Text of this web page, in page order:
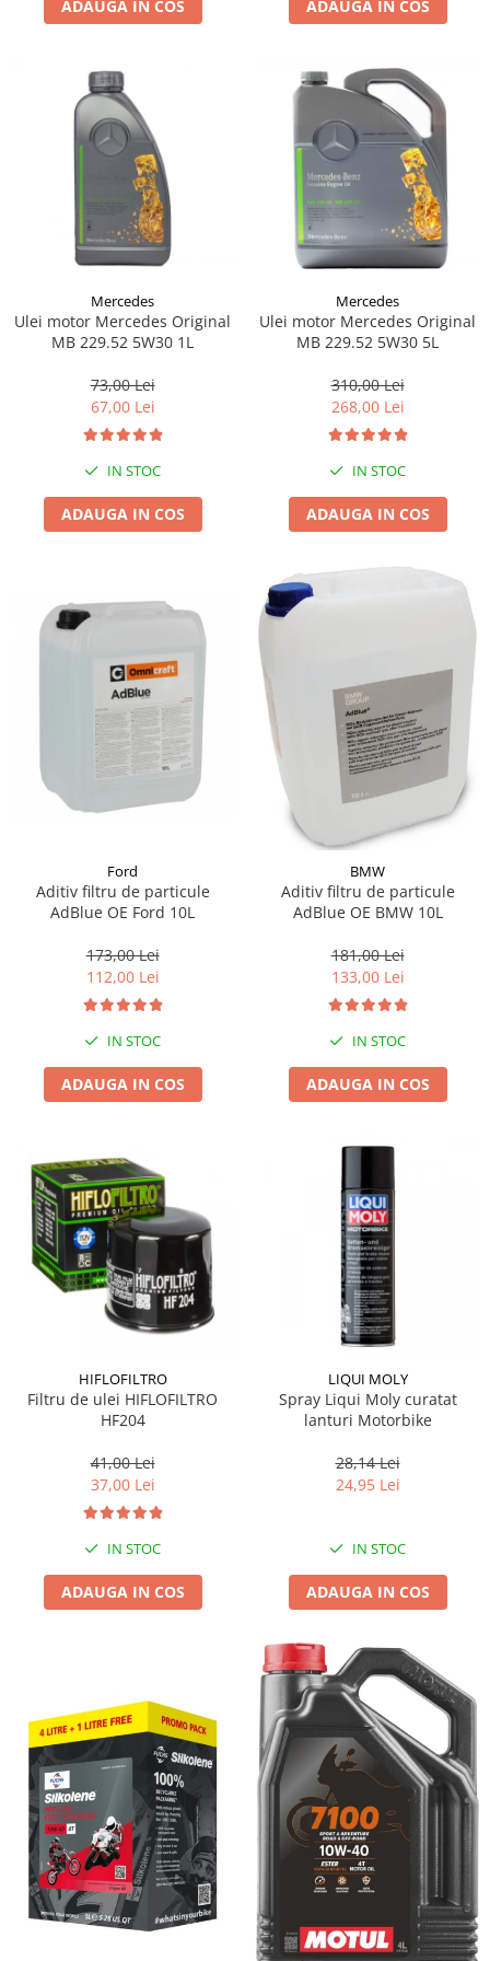
Lichid de frana
Filtre moto
Filtru combustibil
Buson golire ulei
Filtru ulei moto
Filtru aer moto
Intretinere si curatare filtre moto
Intretinere moto
Curatare moto
Covor moto
Genti bagaje moto
Suporti si placi prindere
ADAUGA IN COS ADAUGA IN COS
Mercedes
Ulei motor Mercedes Original
MB 229.52 5W30 1L
73,00 Lei
67,00 Lei
IN STOC
ADAUGA IN COS
Mercedes
Ulei motor Mercedes Original
MB 229.52 5W30 5L
310,00 Lei
268,00 Lei
IN STOC
ADAUGA IN COS
Ford
Aditiv filtru de particule
AdBlue OE Ford 10L
173,00 Lei
112,00 Lei
IN STOC
ADAUGA IN COS
BMW
Aditiv filtru de particule
AdBlue OE BMW 10L
181,00 Lei
133,00 Lei
IN STOC
ADAUGA IN COS
HIFLOFILTRO
Filtru de ulei HIFLOFILTRO
HF204
41,00 Lei
37,00 Lei
IN STOC
ADAUGA IN COS
LIQUI MOLY
Spray Liqui Moly curatat
lanturi Motorbike
28,14 Lei
24,95 Lei
IN STOC
ADAUGA IN COS